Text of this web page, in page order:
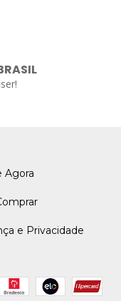
Agora
e Privacidade